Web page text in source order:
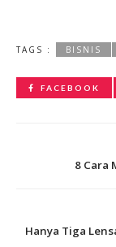
TAGS : BISNIS
FACEBOOK
8 Cara
Hanya Tiga